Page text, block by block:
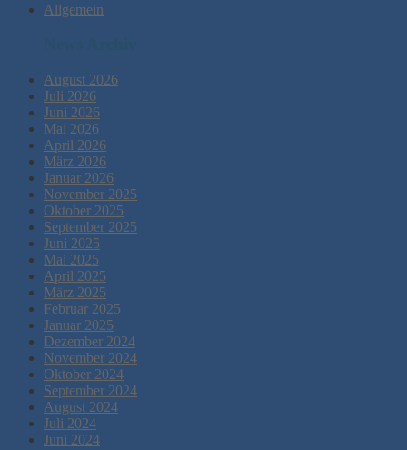
Allgemein
August 2026
Juli 2026
Juni 2026
Mai 2026
April 2026
März 2026
Januar 2026
November 2025
Oktober 2025
September 2025
Juni 2025
Mai 2025
April 2025
März 2025
Februar 2025
Januar 2025
Dezember 2024
November 2024
Oktober 2024
September 2024
August 2024
Juli 2024
Juni 2024